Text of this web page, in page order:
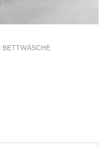
BETTWÄSCHE